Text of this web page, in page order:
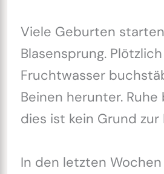
Viele Geburten
Blasensprung.
Fruchtwasser
Beinen herunter. Ruhe
dies ist kein Grund zur
In den letzten